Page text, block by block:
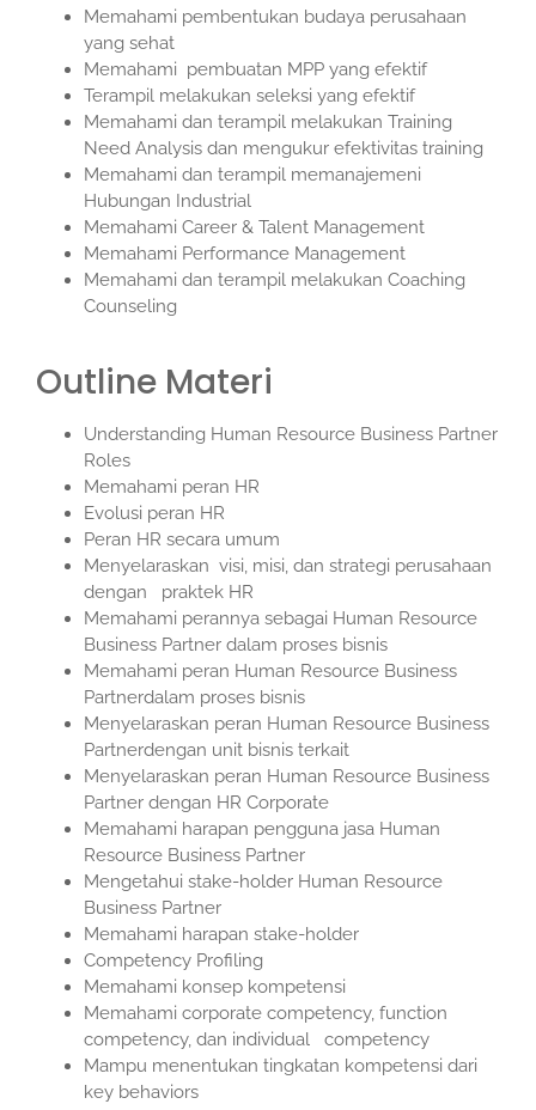
Memahami pembentukan budaya perusahaan
yang sehat
Memahami pembuatan MPP yang efektif
Terampil melakukan seleksi yang efektif
Memahami dan terampil melakukan Training
Need Analysis dan mengukur efektivitas training
Memahami dan terampil memanajemeni
Hubungan Industrial
Memahami Career & Talent Management
Memahami Performance Management
Memahami dan terampil melakukan Coaching
Counseling
Outline Materi
Understanding Human Resource Business Partner
Roles
Memahami peran HR
Evolusi peran HR
Peran HR secara umum
Menyelaraskan visi, misi, dan strategi perusahaan
dengan praktek HR
Memahami perannya sebagai Human Resource
Business Partner dalam proses bisnis
Memahami peran Human Resource Business
Partnerdalam proses bisnis
Menyelaraskan peran Human Resource Business
Partnerdengan unit bisnis terkait
Menyelaraskan peran Human Resource Business
Partner dengan HR Corporate
Memahami harapan pengguna jasa Human
Resource Business Partner
Mengetahui stake-holder Human Resource
Business Partner
Memahami harapan stake-holder
Competency Profiling
Memahami konsep kompetensi
Memahami corporate competency, function
competency, dan individual competency
Mampu menentukan tingkatan kompetensi dari
key behaviors